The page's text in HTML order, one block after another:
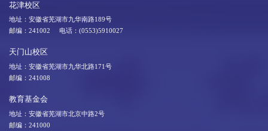
花津校区
地址：安徽省芜湖市九华南路189号
邮编：241002 电话：(0553)5910027
天门山校区
地址：安徽省芜湖市九华北路171号
邮编：241008
教育基金会
地址：安徽省芜湖市北京中路2号
邮编：241000